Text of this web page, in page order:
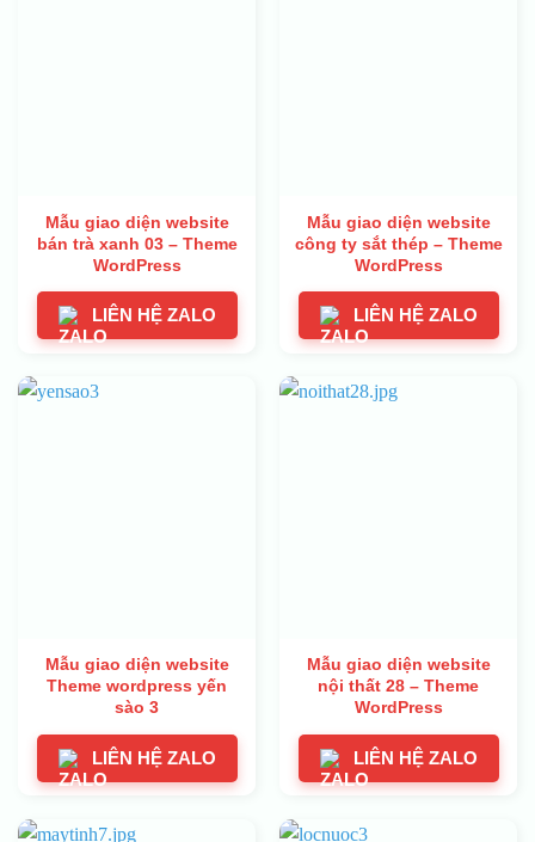
Mẫu giao diện website
bán trà xanh 03 – Theme
WordPress
LIÊN HỆ ZALO
Mẫu giao diện website
công ty sắt thép – Theme
WordPress
LIÊN HỆ ZALO
Mẫu giao diện website
Theme wordpress yến
sào 3
LIÊN HỆ ZALO
Mẫu giao diện website
nội thất 28 – Theme
WordPress
LIÊN HỆ ZALO